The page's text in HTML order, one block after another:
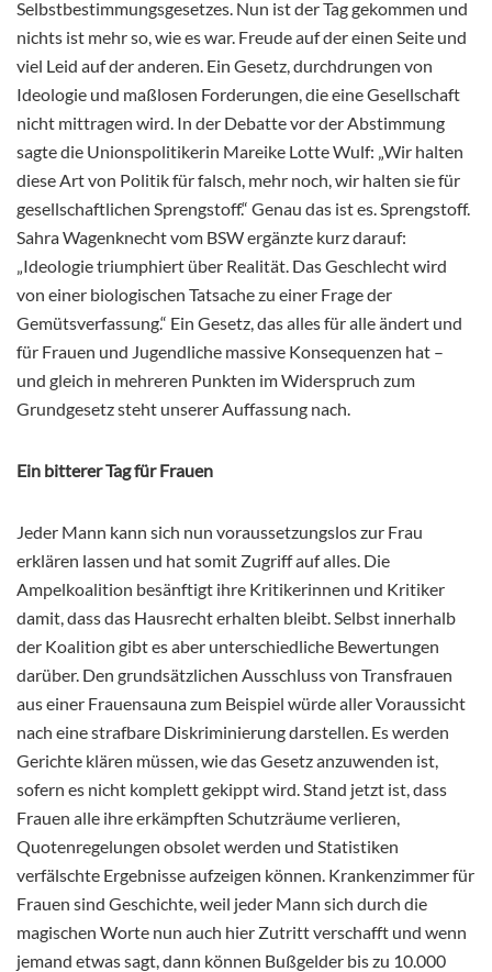
Selbstbestimmungsgesetzes. Nun ist der Tag gekommen und
nichts ist mehr so, wie es war. Freude auf der einen Seite und
viel Leid auf der anderen. Ein Gesetz, durchdrungen von
Ideologie und maßlosen Forderungen, die eine Gesellschaft
nicht mittragen wird. In der Debatte vor der Abstimmung
sagte die Unionspolitikerin Mareike Lotte Wulf: „Wir halten
diese Art von Politik für falsch, mehr noch, wir halten sie für
gesellschaftlichen Sprengstoff.“ Genau das ist es. Sprengstoff.
Sahra Wagenknecht vom BSW ergänzte kurz darauf:
„Ideologie triumphiert über Realität. Das Geschlecht wird
von einer biologischen Tatsache zu einer Frage der
Gemütsverfassung.“ Ein Gesetz, das alles für alle ändert und
für Frauen und Jugendliche massive Konsequenzen hat –
und gleich in mehreren Punkten im Widerspruch zum
Grundgesetz steht unserer Auffassung nach.
Ein bitterer Tag für Frauen
Jeder Mann kann sich nun voraussetzungslos zur Frau
erklären lassen und hat somit Zugriff auf alles. Die
Ampelkoalition besänftigt ihre Kritikerinnen und Kritiker
damit, dass das Hausrecht erhalten bleibt. Selbst innerhalb
der Koalition gibt es aber unterschiedliche Bewertungen
darüber. Den grundsätzlichen Ausschluss von Transfrauen
aus einer Frauensauna zum Beispiel würde aller Voraussicht
nach eine strafbare Diskriminierung darstellen. Es werden
Gerichte klären müssen, wie das Gesetz anzuwenden ist,
sofern es nicht komplett gekippt wird. Stand jetzt ist, dass
Frauen alle ihre erkämpften Schutzräume verlieren,
Quotenregelungen obsolet werden und Statistiken
verfälschte Ergebnisse aufzeigen können. Krankenzimmer für
Frauen sind Geschichte, weil jeder Mann sich durch die
magischen Worte nun auch hier Zutritt verschafft und wenn
jemand etwas sagt, dann können Bußgelder bis zu 10.000